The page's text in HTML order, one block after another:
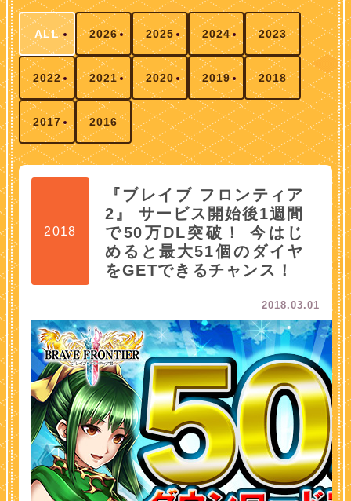
ALL 2026 2025 2024 2023
2022 2021 2020 2019 2018
2017 2016
2018
『ブレイブ フロンティア
2』 サービス開始後1週間
で50万DL突破！ 今はじ
めると最大51個のダイヤ
をGETできるチャンス！
2018.03.01